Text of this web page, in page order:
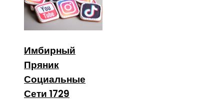
Имбирный
Пряник
Социальные
Сети 1729